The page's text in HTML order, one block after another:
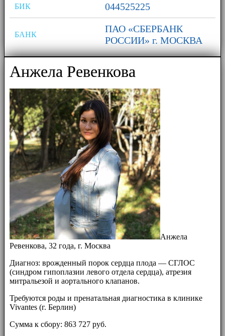
БИК 044525225
БАНК
ПАО «СБЕРБАНК
РОССИИ» г. МОСКВА
Анжела Ревенкова
Анжела
Ревенкова, 32 года, г. Москва
Диагноз: врожденный порок сердца плода — СГЛОС
(синдром гипоплазии левого отдела сердца), атрезия
митральезой и аортального клапанов.
Требуются роды и пренатальная диагностика в клинике
Vivantes (г. Берлин)
Сумма к сбору: 863 727 руб.